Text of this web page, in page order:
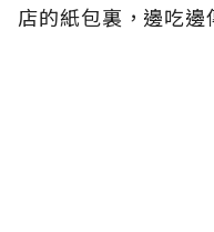
店的紙包裏，邊吃邊